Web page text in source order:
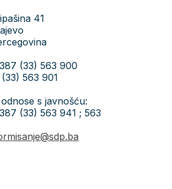
41
(33) 563 900
563 901
s javnošću:
(33) 563 941 ; 563